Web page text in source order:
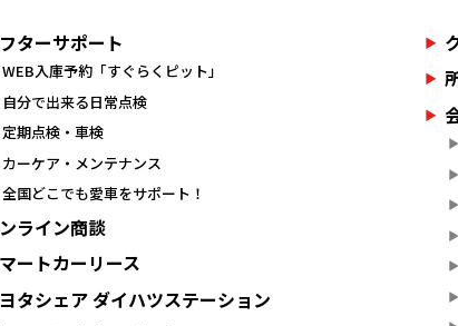
ターサポート
WEB入庫予約「すぐらくピット」
自分で出来る日常点検
定期点検・車検
カーケア・メンテナンス
全国どこでも愛車をサポート！
ライン商談
ートカーリース
タシェア ダイハツステーション